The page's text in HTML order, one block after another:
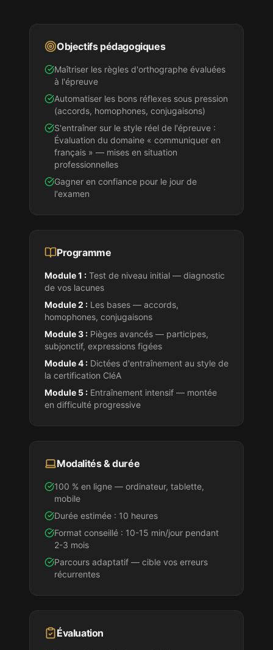
Objectifs pédagogiques
Maîtriser les règles d'orthographe évaluées
à l'épreuve
Automatiser les bons réflexes sous pression
(accords, homophones, conjugaisons)
S'entraîner sur le style réel de l'épreuve :
Évaluation du domaine « communiquer en
français » — mises en situation
professionnelles
Gagner en confiance pour le jour de
l'examen
Programme
Module 1 : Test de niveau initial — diagnostic
de vos lacunes
Module 2 : Les bases — accords,
homophones, conjugaisons
Module 3 : Pièges avancés — participes,
subjonctif, expressions figées
Module 4 : Dictées d'entraînement au style de
la certification CléA
Module 5 : Entraînement intensif — montée
en difficulté progressive
Modalités & durée
100 % en ligne — ordinateur, tablette,
mobile
Durée estimée : 10 heures
Format conseillé : 10-15 min/jour pendant
2-3 mois
Parcours adaptatif — cible vos erreurs
récurrentes
Évaluation